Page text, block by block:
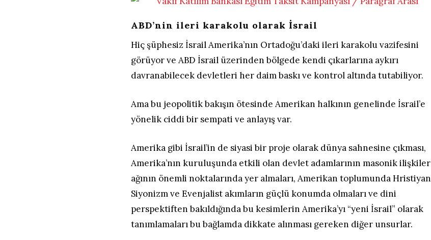
ABD’nin ileri karakolu olarak İsrail
Hiç şüphesiz İsrail Amerika’nın Ortadoğu’daki ileri karakolu vazifesini
görüyor ve ABD İsrail üzerinden bölgede kendi çıkarlarına aykırı
davranabilecek devletleri her daim baskı ve kontrol altında tutabiliyor.
Ama bu jeopolitik bakışın ötesinde Amerikan halkının genelinde İsrail’e
yönelik ciddi bir sempati ve anlayış var.
Amerika gibi İsrail’in de siyasi bir proje olarak dünya sahnesine çıkması,
Amerika’nın kuruluşunda etkili olan devlet adamlarının masonik ilişkiler
ağının önemli noktalarında yer almaları, Amerikan toplumunda Hristiyan
Siyonizm ve Evenjalist akımların güçlü konumda olmaları ve dini
perspektiften bakıldığında bu kesimlerin Amerika’yı “yeni İsrail” olarak
tanımlamaları bu bağlamda dikkate alınması gereken diğer unsurlar.